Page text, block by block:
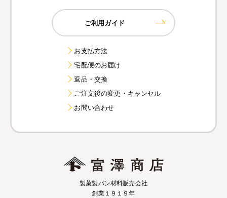
ご利用ガイド
お支払方法
宅配便のお届け
返品・交換
ご注文後の変更・キャンセル
お問い合わせ
製菓製パン材料販売会社
創業１９１９年